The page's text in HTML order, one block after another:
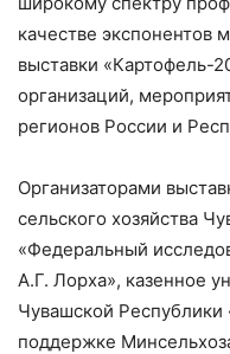
качестве экспонентов
выставки «Картофель-
организаций,
регионов России и
Организаторами
сельского хозяйства
«Федеральный
А.Г. Лорха», казенное
Чувашской
поддержке